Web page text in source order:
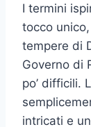
I termini
tocco
tempere di
Governo di
po’ difficili.
intricati e